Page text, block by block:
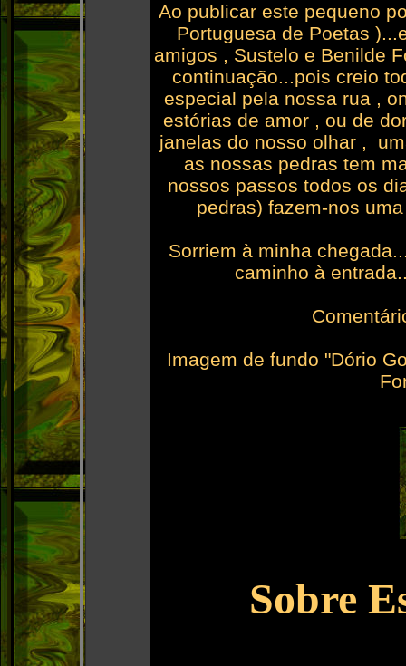
Ao publicar este pequeno
Portuguesa de Poetas
amigos , Sustelo e Benilde
continuação...pois creio
especial pela nossa rua ,
estórias de amor , ou de
janelas do nosso olhar ,
as nossas pedras tem
nossos passos todos os
pedras) fazem-nos
Sorriem à minha
caminho à
Imagem de fundo "Dório
Sobre